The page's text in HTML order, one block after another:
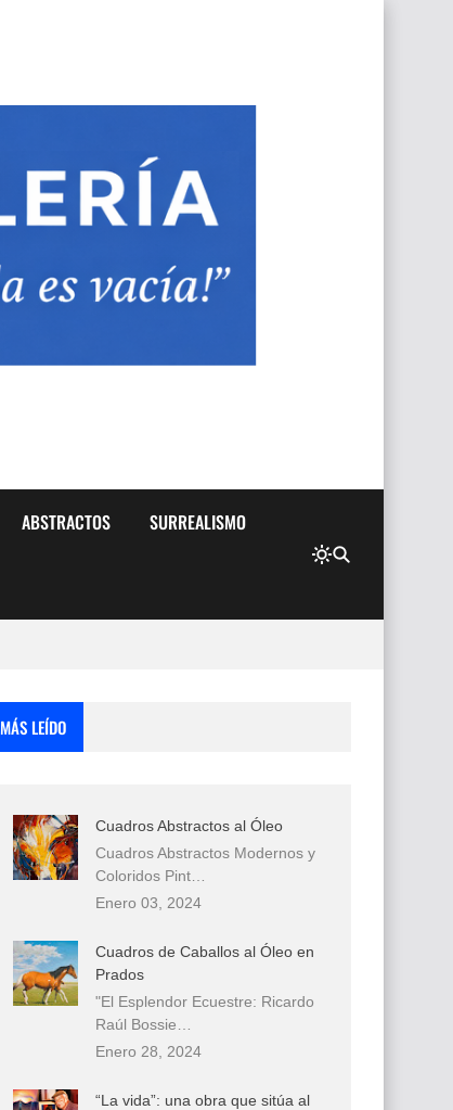
ABSTRACTOS SURREALISMO
MÁS LEÍDO
Cuadros Abstractos al Óleo
Cuadros Abstractos Modernos y
Coloridos Pint…
Enero 03, 2024
Cuadros de Caballos al Óleo en
Prados
"El Esplendor Ecuestre: Ricardo
Raúl Bossie…
Enero 28, 2024
“La vida”: una obra que sitúa al